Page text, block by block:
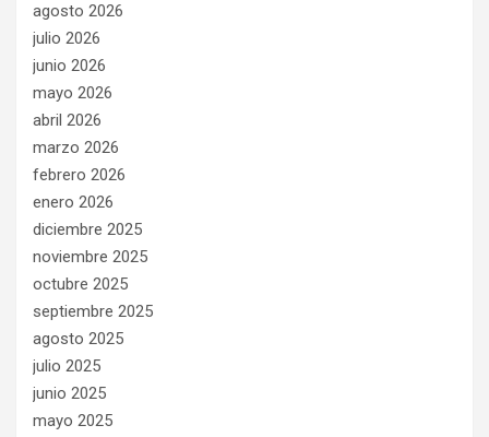
agosto 2026
julio 2026
junio 2026
mayo 2026
abril 2026
marzo 2026
febrero 2026
enero 2026
diciembre 2025
noviembre 2025
octubre 2025
septiembre 2025
agosto 2025
julio 2025
junio 2025
mayo 2025